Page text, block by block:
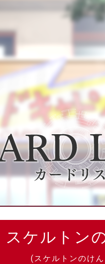
スケルトン
(スケルトンのけ